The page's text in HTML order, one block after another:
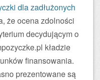
dla zadłużonych
że ocena zdolności
decydującym o
kładzie
finansowania.
prezentowane są